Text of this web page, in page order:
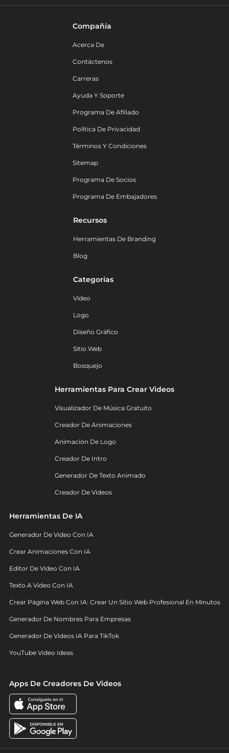
Compañía
Acerca De
Contáctenos
Carreras
Ayuda Y Soporte
Programa De Afiliado
Política De Privacidad
Términos Y Condiciones
Sitemap
Programa De Socios
Programa De Embajadores
Recursos
Herramientas De Branding
Blog
Categorías
Vídeo
Logo
Diseño Gráfico
Sitio Web
Bosquejo
Herramientas Para Crear Videos
Visualizador De Música Gratuito
Creador De Animaciones
Animación De Logo
Creador De Intro
Generador De Texto Animado
Creador De Videos
Herramientas De IA
Generador De Video Con IA
Crear Animaciones Con IA
Editor De Video Con IA
Texto A Video Con IA
Crear Página Web Con IA: Crear Un Sitio Web Profesional En Minutos
Generador De Nombres Para Empresas
Generador De Videos IA Para TikTok
YouTube Video Ideas
Apps De Creadores De Videos